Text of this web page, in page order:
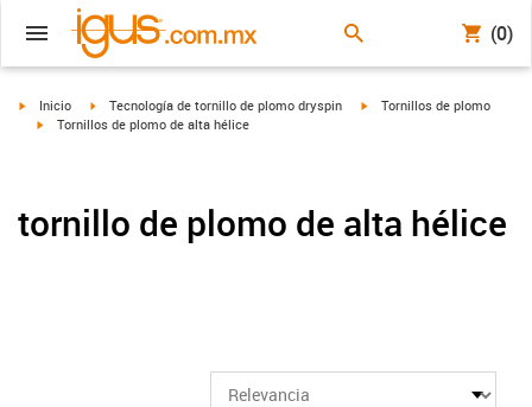
(0)
igus-icon-arrow-right
Inicio igus-icon-arrow-right
Tecnología de tornillo de plomo dryspin igus-icon-arrow-right
Tornillos de plomo
igus-icon-arrow-right
Tornillos de plomo de alta hélice
tornillo de plomo de alta hélice